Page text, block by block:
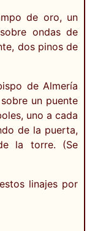
de oro, un
ondas de
dos pinos de
de Almería
un puente
uno a cada
de la puerta,
la torre. (Se
linajes por